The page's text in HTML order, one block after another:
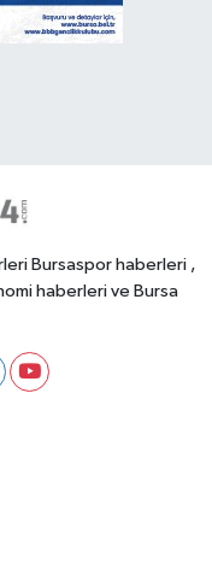
Bursaspor haberleri ,
haberleri ve Bursa